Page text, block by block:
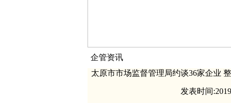
企管资讯
太原市市场监督管理局约谈36家企业
发表时间